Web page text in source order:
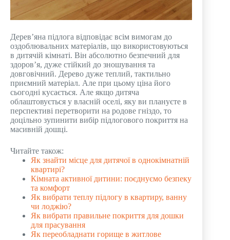
Дерев’яна підлога відповідає всім вимогам до
оздоблювальних матеріалів, що використовуються
в дитячій кімнаті. Він абсолютно безпечний для
здоров’я, дуже стійкий до зношування та
довговічний. Дерево дуже теплий, тактильно
приємний матеріал. Але при цьому ціна його
сьогодні кусається. Але якщо дитяча
облаштовується у власній оселі, яку ви плануєте в
перспективі перетворити на родове гніздо, то
доцільно зупинити вибір підлогового покриття на
масивній дошці.
Читайте також:
Як знайти місце для дитячої в однокімнатній
квартирі?
Кімната активної дитини: поєднуємо безпеку
та комфорт
Як вибрати теплу підлогу в квартиру, ванну
чи лоджію?
Як вибрати правильне покриття для дошки
для прасування
Як переобладнати горище в житлове